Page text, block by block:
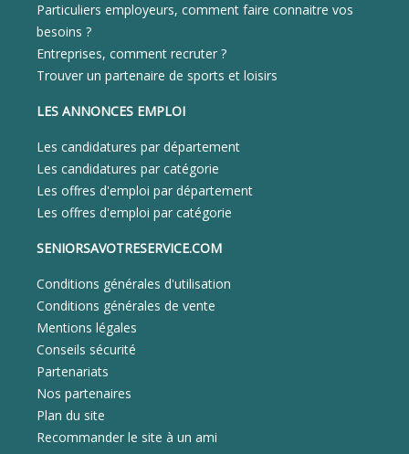
Particuliers employeurs, comment faire connaitre vos
besoins ?
Entreprises, comment recruter ?
Trouver un partenaire de sports et loisirs
LES ANNONCES EMPLOI
Les candidatures par département
Les candidatures par catégorie
Les offres d'emploi par département
Les offres d'emploi par catégorie
SENIORSAVOTRESERVICE.COM
Conditions générales d'utilisation
Conditions générales de vente
Mentions légales
Conseils sécurité
Partenariats
Nos partenaires
Plan du site
Recommander le site à un ami